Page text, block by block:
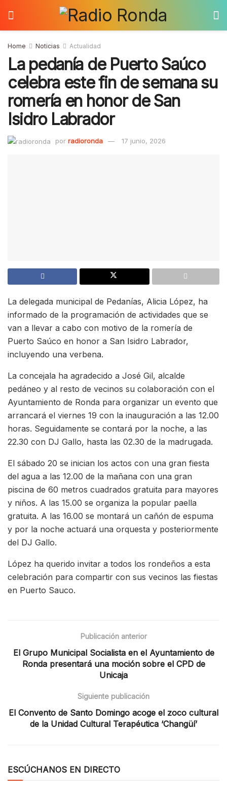
Home Noticias Actualidad
La pedanía de Puerto Saúco
celebra este fin de semana su
romería en honor de San
Isidro Labrador
por radioronda 17 junio, 2026
La delegada municipal de Pedanías, Alicia López, ha
informado de la programación de actividades que se
van a llevar a cabo con motivo de la romería de
Puerto Saúco en honor a San Isidro Labrador,
incluyendo una verbena.
La concejala ha agradecido a José Gil, alcalde
pedáneo y al resto de vecinos su colaboración con el
Ayuntamiento de Ronda para organizar un evento que
arrancará el viernes 19 con la inauguración a las 12.00
horas. Seguidamente se contará por la noche, a las
22.30 con DJ Gallo, hasta las 02.30 de la madrugada.
El sábado 20 se inician los actos con una gran fiesta
del agua a las 12.00 de la mañana con una gran
piscina de 60 metros cuadrados gratuita para mayores
y niños. A las 15.00 se organiza la popular paella
gratuita. A las 16.00 se montará un cañón de espuma
y por la noche actuará una orquesta y posteriormente
del DJ Gallo.
López ha querido invitar a todos los rondeños a esta
celebración para compartir con sus vecinos las fiestas
en Puerto Sauco.
Publicación anterior
El Grupo Municipal Socialista en el Ayuntamiento de
Ronda presentará una moción sobre el CPD de
Unicaja
Siguiente publicación
El Convento de Santo Domingo acoge el zoco cultural
de la Unidad Cultural Terapéutica ‘Changüí’
ESCÚCHANOS EN DIRECTO